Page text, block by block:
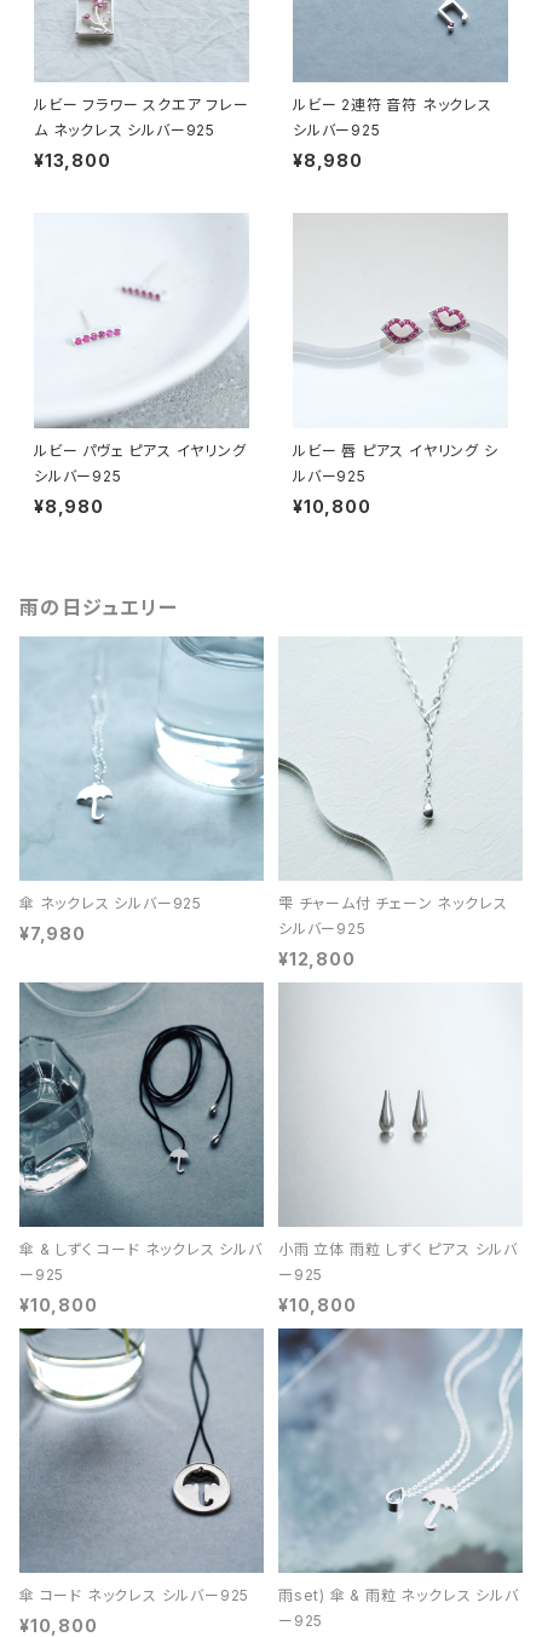
ルビー フラワー スクエア フレー
ム ネックレス シルバー925
¥13,800
ルビー 2連符 音符 ネックレス
シルバー925
¥8,980
ルビー パヴェ ピアス イヤリング
シルバー925
¥8,980
ルビー 唇 ピアス イヤリング シ
ルバー925
¥10,800
雨の日ジュエリー
傘 ネックレス シルバー925
¥7,980
雫 チャーム付 チェーン ネックレス
シルバー925
¥12,800
傘 & しずく コード ネックレス シルバ
ー925
¥10,800
小雨 立体 雨粒 しずく ピアス シルバ
ー925
¥10,800
傘 コード ネックレス シルバー925
¥10,800
雨set) 傘 & 雨粒 ネックレス シルバ
ー925